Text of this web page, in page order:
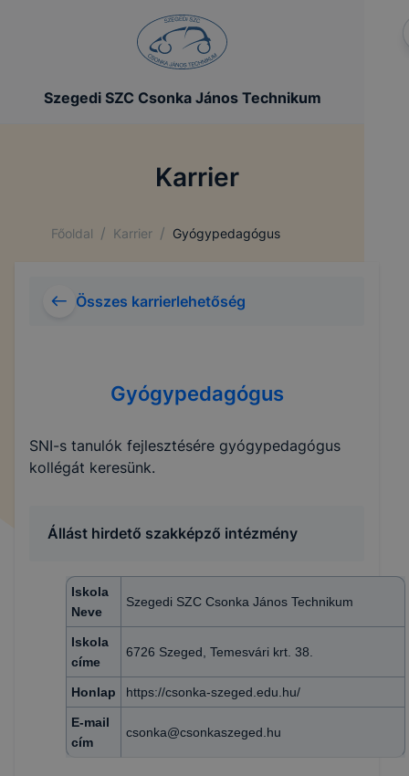
Szegedi SZC Csonka János Technikum
Karrier
Főoldal / Karrier / Gyógypedagógus
Összes karrierlehetőség
Gyógypedagógus
SNI-s tanulók fejlesztésére gyógypedagógus
kollégát keresünk.
Állást hirdető szakképző intézmény
Iskola
Neve
Szegedi SZC Csonka János Technikum
Iskola
címe
6726 Szeged, Temesvári krt. 38.
Honlap https://csonka-szeged.edu.hu/
E-mail
cím
csonka@csonkaszeged.hu